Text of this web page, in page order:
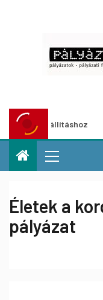
kiállításhoz
Életek a
pályázat